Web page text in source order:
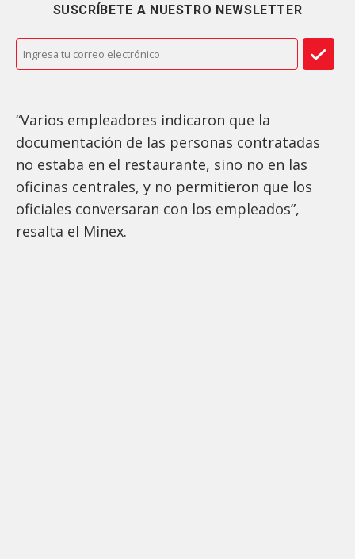
SUSCRÍBETE A NUESTRO NEWSLETTER
“Varios empleadores indicaron que la
documentación de las personas contratadas
no estaba en el restaurante, sino no en las
oficinas centrales, y no permitieron que los
oficiales conversaran con los empleados”,
resalta el Minex.